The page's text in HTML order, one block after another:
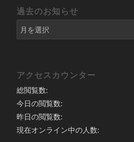
過去のお知らせ
アクセスカウンター
総閲覧数:
今日の閲覧数:
昨日の閲覧数:
現在オンライン中の人数: